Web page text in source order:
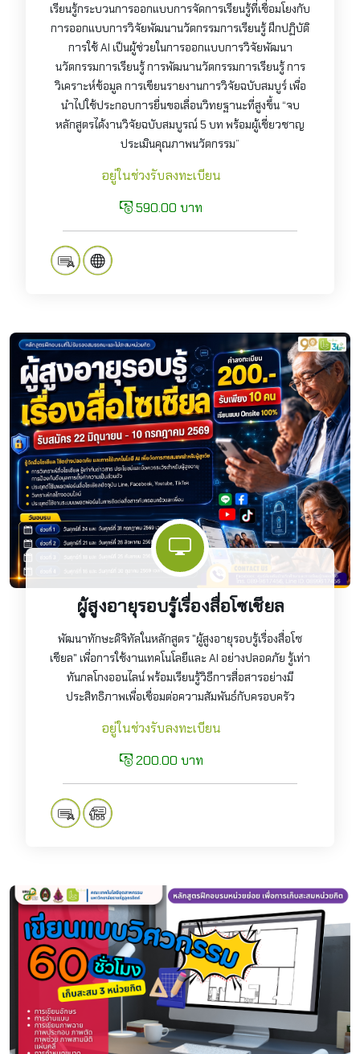
เรียนรู้กระบวนการออกแบบการจัดการเรียนรู้ที่เชื่อมโยงกับ
การออกแบบการวิจัยพัฒนานวัตกรรมการเรียนรู้ ฝึกปฏิบัติ
การใช้ AI เป็นผู้ช่วยในการออกแบบการวิจัยพัฒนา
นวัตกรรมการเรียนรู้ การพัฒนานวัตกรรมการเรียนรู้ การ
วิเคราะห์ข้อมูล การเขียนรายงานการวิจัยฉบับสมบูร์ เพื่อ
นำไปใช้ประกอบการยื่นขอเลื่อนวิทยฐานะที่สูงขึ้น “จบ
หลักสูตรได้งานวิจัยฉบับสมบูรณ์ 5 บท พร้อมผู้เชี่ยวชาญ
ประเมินคุณภาพนวัตกรรม”
อยู่ในช่วงรับลงทะเบียน
590.00 บาท
ผู้สูงอายุรอบรู้เรื่องสื่อโซเชียล
พัฒนาทักษะดิจิทัลในหลักสูตร "ผู้สูงอายุรอบรู้เรื่องสื่อโซ
เชียล" เพื่อการใช้งานเทคโนโลยีและ AI อย่างปลอดภัย รู้เท่า
ทันกลโกงออนไลน์ พร้อมเรียนรู้วิธีการสื่อสารอย่างมี
ประสิทธิภาพเพื่อเชื่อมต่อความสัมพันธ์กับครอบครัว
อยู่ในช่วงรับลงทะเบียน
200.00 บาท